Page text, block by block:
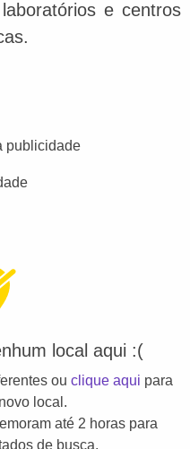
e centros
publicidade
local aqui :(
ou clique aqui para
local.
até 2 horas para
de busca.